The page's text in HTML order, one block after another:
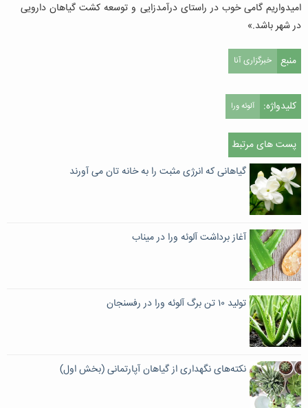
امیدواریم گامی خوب در راستای درآمدزایی و توسعه کشت گیاهان دارویی
در شهر باشد.»
منبع خبرگزاری آنا
کلیدواژه: آلوئه ورا
پست های مرتبط
گیاهانی که انرژی مثبت را به خانه تان می آورند
آغاز برداشت آلوئه ورا در میناب
تولید ۱۰ تن برگ آلوئه ورا در رفسنجان
نکته‌های نگهداری از گیاهان آپارتمانی (بخش اول)